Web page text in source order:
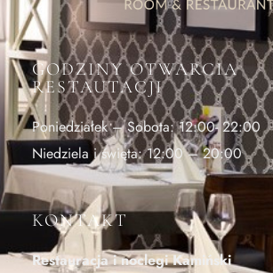
GODZINY OTWARCIA
RESTAUTACJI
Poniedziałek – Sobota: 12:00- 22:00
Niedziela i święta: 12:00 – 20:00
KONTAKT
Restauracja i noclegi Kamiński